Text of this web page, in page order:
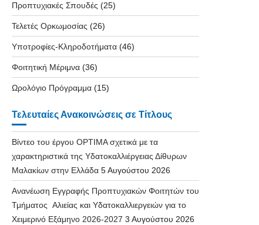
Προπτυχιακές Σπουδές (25)
Τελετές Ορκωμοσίας (26)
Υποτροφίες-Κληροδοτήματα(46)
Φοιτητική Μέριμνα(36)
Ωρολόγιο Πρόγραμμα(15)
Τελευταίες Ανακοινώσεις σε Τίτλους
Βίντεο του έργου OPTIMA σχετικά με τα
χαρακτηριστικά της Υδατοκαλλιέργειας Δίθυρων
Μαλακίων στην Ελλάδα 5 Αυγούστου 2026
Ανανέωση Εγγραφής Προπτυχιακών Φοιτητών του
Τμήματος Αλιείας και Υδατοκαλλιεργειών για το
Χειμερινό Εξάμηνο 2026-2027 3 Αυγούστου 2026